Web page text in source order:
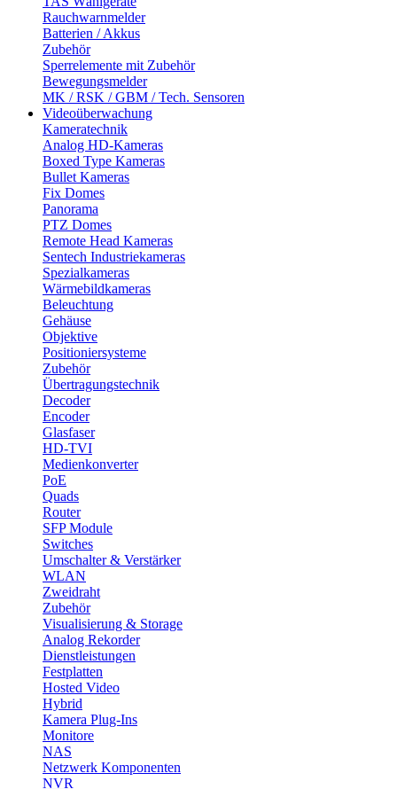
Rauchwarnmelder
Batterien / Akkus
Zubehör
Sperrelemente mit Zubehör
Bewegungsmelder
MK / RSK / GBM / Tech. Sensoren
Videoüberwachung
Kameratechnik
Analog HD-Kameras
Boxed Type Kameras
Bullet Kameras
Fix Domes
Panorama
PTZ Domes
Remote Head Kameras
Sentech Industriekameras
Spezialkameras
Wärmebildkameras
Beleuchtung
Gehäuse
Objektive
Positioniersysteme
Zubehör
Übertragungstechnik
Decoder
Encoder
Glasfaser
HD-TVI
Medienkonverter
PoE
Quads
Router
SFP Module
Switches
Umschalter & Verstärker
WLAN
Zweidraht
Zubehör
Visualisierung & Storage
Analog Rekorder
Dienstleistungen
Festplatten
Hosted Video
Hybrid
Kamera Plug-Ins
Monitore
NAS
Netzwerk Komponenten
NVR